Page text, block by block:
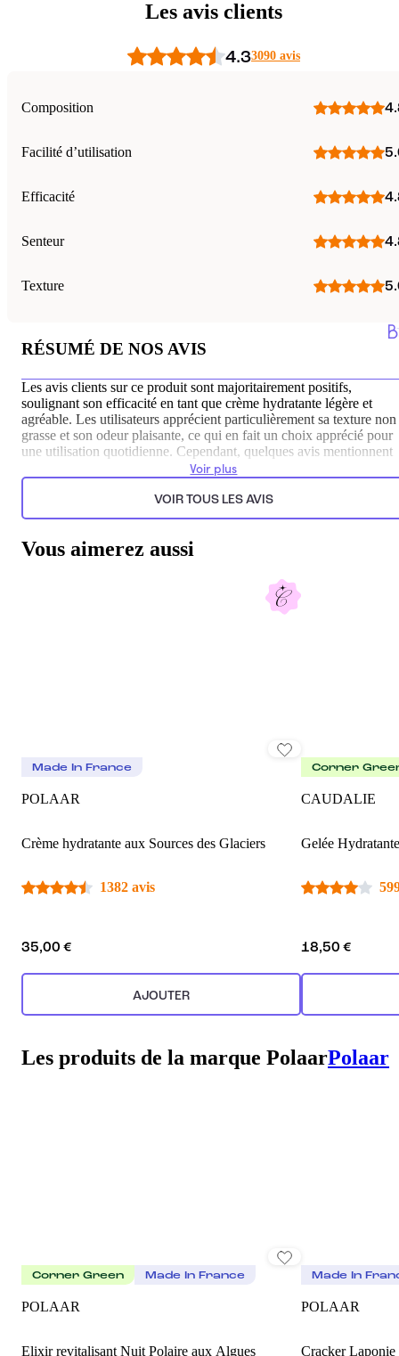
Les avis clients
4.33090 avis
Composition
Facilité d’utilisation
Efficacité
Senteur
Texture
RÉSUMÉ DE NOS AVIS
Les avis clients sur ce produit sont majoritairement positifs,
soulignant son efficacité en tant que crème hydratante légère et
agréable. Les utilisateurs apprécient particulièrement sa texture non
grasse et son odeur plaisante, ce qui en fait un choix apprécié pour
une utilisation quotidienne. Cependant, quelques avis mentionnent
que le parfum peut être trop fort pour certaines personnes et que
d'autres produits de la même marque peuvent offrir une meilleure
expérience d'hydratation selon leur ressenti.
Voir plus
VOIR TOUS LES AVIS
Vous aimerez aussi
Made In France
POLAAR
Crème hydratante aux Sources des Glaciers
1382 avis
35,00 €
AJOUTER
Corner
CAUDALIE
Gelée
18,50 €
Les produits de la marque PolaarPolaar
Corner Green Made In France
POLAAR
Elixir revitalisant Nuit Polaire aux Algues
Made In
POLAAR
Cracker Laponie